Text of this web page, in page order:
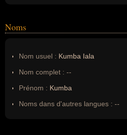
Noms
Nom usuel : Kumba Iala
Nom complet : --
Prénom : Kumba
Noms dans d'autres langues : --